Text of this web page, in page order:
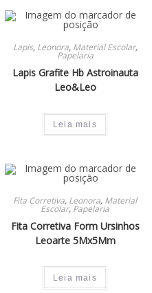
Lapis, Leonora, Material Escolar,
Papelaria
Lapis Grafite Hb Astroinauta
Leo&Leo
Leia mais
Fita Corretiva, Leonora, Material
Escolar, Papelaria
Fita Corretiva Form Ursinhos
Leoarte 5Mx5Mm
Leia mais